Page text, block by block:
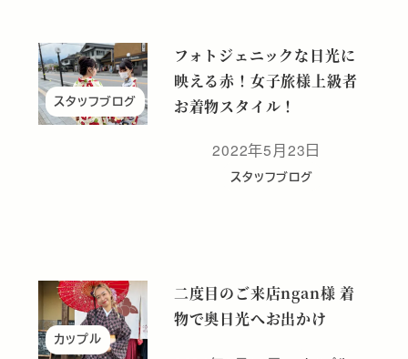
スタッフブログ
フォトジェニックな日光に
映える赤！女子旅様上級者
お着物スタイル！
投稿日
2022年5月23日
スタッフブログ
カップル
二度目のご来店ngan様 着
物で奥日光へお出かけ